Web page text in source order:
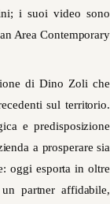
i suoi video sono
Area Contemporary
di Dino Zoli che
sul territorio.
e predisposizione
a prosperare sia
oggi esporta in oltre
partner affidabile,